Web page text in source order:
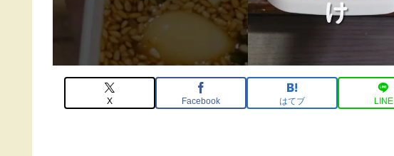
X Facebook はてブ LINE